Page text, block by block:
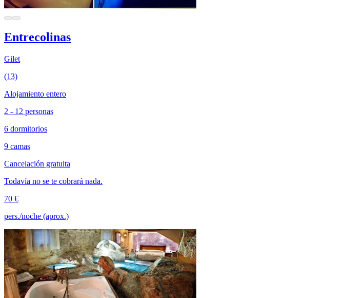
Entrecolinas
Gilet
(13)
Alojamiento entero
2 - 12 personas
6 dormitorios
9 camas
Cancelación gratuita
Todavía no se te cobrará nada.
70 €
pers./noche (aprox.)